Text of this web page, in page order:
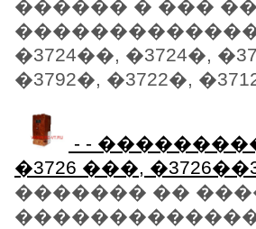
������ � ���
�3724��, �3724�,
�3792�, �3722�,
- -
�3726 ���,
������� ��